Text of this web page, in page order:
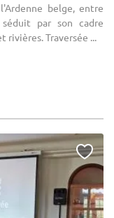
belge, entre
séduit par son cadre
Traversée ...